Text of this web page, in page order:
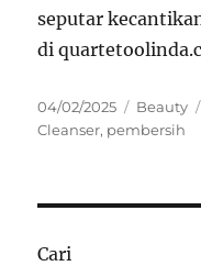
seputar
di
Posted
on
04/02/2025 Beauty
Cleanser, pembersih
Cari